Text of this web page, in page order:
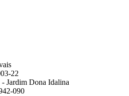
22
Jardim Dona Idalina
090